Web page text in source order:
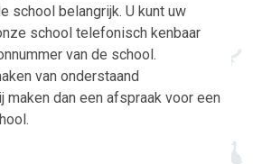
school belangrijk. U kunt uw
school telefonisch kenbaar
van de school.
van onderstaand
maken dan een afspraak voor een